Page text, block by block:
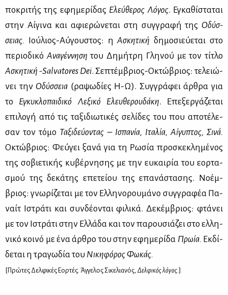
πο­κρι­τής της εφη­με­ρί­δας Ελεύ­θε­ρος Λό­γος. Εγκα­θί­στα­ται
στην Αί­γι­να και αφιε­ρώ­νε­ται στη συγ­γρα­φή της Οδύσ­
σειας. Ιού­λιος-Αύ­γου­στος: ηΑσκη­τι­κήδη­μο­σιεύ­ε­ται στο
πε­ριο­δι­κό Ανα­γέν­νη­ση του Δη­μή­τρη Γλη­νού με τον τί­τλο
Ασκη­τι­κή -Salvatores Dei. Σε­πτέμ­βριος-Οκτώ­βριος: τε­λειώ­
νει την Οδύσ­σεια (ρα­ψω­δί­ες Η-Ω). Συγ­γρά­φει άρ­θρα για
το Εγκυ­κλο­παι­δι­κό Λε­ξι­κό Ελευ­θε­ρου­δά­κη. Επε­ξερ­γά­ζε­ται
επι­λο­γή από τις τα­ξι­διω­τι­κές σε­λί­δες του που απο­τέ­λε­
σαν τον τό­μο Τα­ξι­δεύ­ο­ντας – Ισπα­νία, Ιτα­λία, Αί­γυ­πτος, Σι­νά.
Οκτώ­βριος: Φεύ­γει ξα­νά για τη Ρω­σία προ­σκε­κλη­μέ­νος
της σο­βιε­τι­κής κυ­βέρ­νη­σης με την ευ­και­ρία του εορ­τα­
σμού της δε­κά­της επε­τεί­ου της επα­νά­στα­σης. Νο­έμ­
βριος: γνω­ρί­ζε­ται με τον Ελ­λη­νο­ρου­μά­νο συγ­γρα­φέα Πα­
ναίτ Ιστρά­τι και συν­δέ­ο­νται φι­λι­κά. Δε­κέμ­βριος: φτά­νει
με τον Ιστρά­τι στην Ελ­λά­δα και τον πα­ρου­σιά­ζει στο ελ­λη­
νι­κό κοι­νό με ένα άρ­θρο του στην εφη­με­ρί­δα Πρω­ία. Εκ­δί­
δε­ται η τρα­γω­δία του Νι­κη­φό­ρος Φω­κάς.
[Πρώ­τες Δελ­φι­κές Εορ­τές. Άγ­γε­λος Σι­κε­λια­νός, Δελ­φι­κός λό­γος.]